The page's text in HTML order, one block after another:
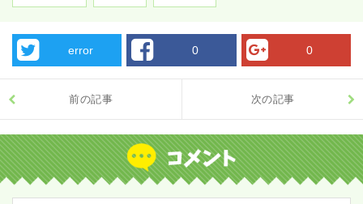
error 0 0
前の記事 次の記事